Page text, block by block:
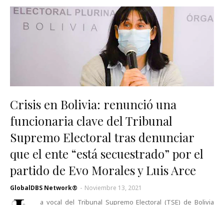
Crisis en Bolivia: renunció una
funcionaria clave del Tribunal
Supremo Electoral tras denunciar
que el ente “está secuestrado” por el
partido de Evo Morales y Luis Arce
GlobalDBS Network® - Noviembre 13, 2021
a vocal del Tribunal Supremo Electoral (TSE) de Bolivia